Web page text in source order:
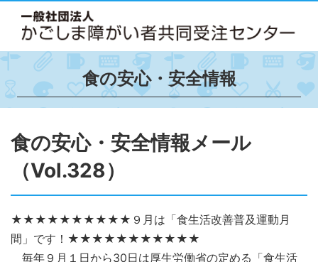
食の安心・安全情報
食の安心・安全情報メール
（Vol.328）
★★★★★★★★★★９月は「食生活改善普及運動月
間」です！★★★★★★★★★★★
毎年９月１日から30日は厚生労働省の定める「食生活